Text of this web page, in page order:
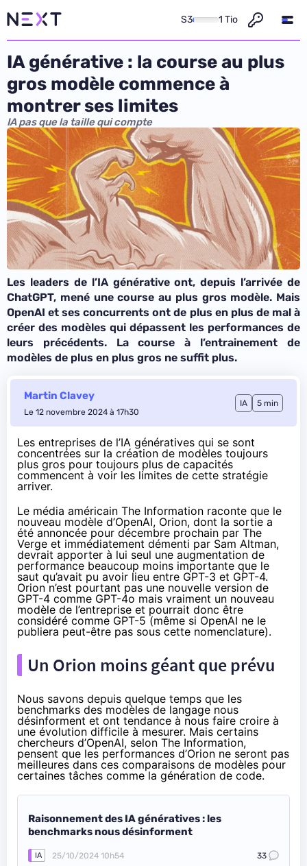
S3 1 Tio
IA générative : la course au plus
gros modèle commence à
montrer ses limites
IA pas que la taille qui compte
Les leaders de l’IA générative ont, depuis l’arrivée de
ChatGPT, mené une course au plus gros modèle. Mais
OpenAI et ses concurrents ont de plus en plus de mal à
créer des modèles qui dépassent les performances de
leurs précédents. La course à l’entrainement de
modèles de plus en plus gros ne suffit plus.
Martin Clavey
Le 12 novembre 2024 à 17h30
IA 5 min
Les entreprises de l’IA génératives qui se sont
concentrées sur la création de modèles toujours
plus gros pour toujours plus de capacités
commencent à voir les limites de cette stratégie
arriver.
Le média américain The Information raconte que le
nouveau modèle d’OpenAI, Orion, dont la sortie a
été annoncée pour décembre prochain par The
Verge et immédiatement démenti par Sam Altman,
devrait apporter à lui seul une augmentation de
performance beaucoup moins importante que le
saut qu’avait pu avoir lieu entre GPT-3 et GPT-4.
Orion n’est pourtant pas une nouvelle version de
GPT-4 comme GPT-4o mais vraiment un nouveau
modèle de l’entreprise et pourrait donc être
considéré comme GPT-5 (même si OpenAI ne le
publiera peut-être pas sous cette nomenclature).
Un Orion moins géant que prévu
Nous savons depuis quelque temps que les
benchmarks des modèles de langage nous
désinforment et ont tendance à nous faire croire à
une évolution difficile à mesurer. Mais certains
chercheurs d’OpenAI, selon The Information,
pensent que les performances d’Orion ne seront pas
meilleures dans ces comparaisons de modèles pour
certaines tâches comme la génération de code.
Raisonnement des IA génératives : les
benchmarks nous désinforment
IA 25/10/2024 10h54 33